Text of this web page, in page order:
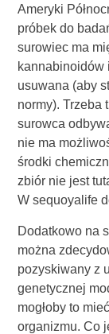
Ameryki
próbek do
surowiec ma
kannabinoidów
usuwana (aby
normy). Trzeba
surowca
nie ma
środki
zbiór nie jest
W sequoyalife
Dodatkowo na
można
pozyskiwany z
genetycznej
mogłoby to
organizmu. Co